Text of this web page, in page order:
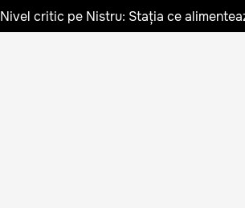
Nivel critic pe Nistru: Stația ce